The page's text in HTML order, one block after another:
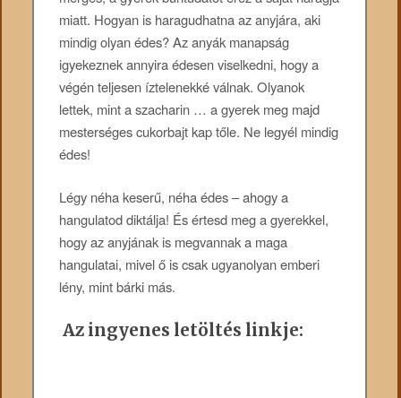
miatt. Hogyan is haragudhatna az anyjára, aki
mindig olyan édes? Az anyák manapság
igyekeznek annyira édesen viselkedni, hogy a
végén teljesen íztelenekké válnak. Olyanok
lettek, mint a szacharin … a gyerek meg majd
mesterséges cukorbajt kap tőle. Ne legyél mindig
édes!
Légy néha keserű, néha édes – ahogy a
hangulatod diktálja! És értesd meg a gyerekkel,
hogy az anyjának is megvannak a maga
hangulatai, mivel ő is csak ugyanolyan emberi
lény, mint bárki más.
Az ingyenes letöltés linkje: